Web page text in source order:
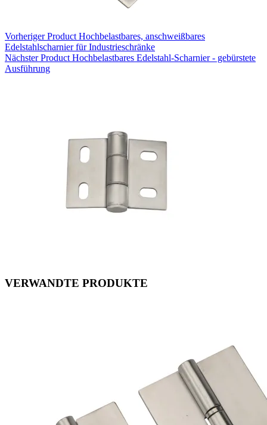
VorherigerProduct Hochbelastbares, anschweißbares
Edelstahlscharnier für Industrieschränke
NächsterProduct Hochbelastbares Edelstahl-Scharnier - gebürstete
Ausführung
VERWANDTE PRODUKTE